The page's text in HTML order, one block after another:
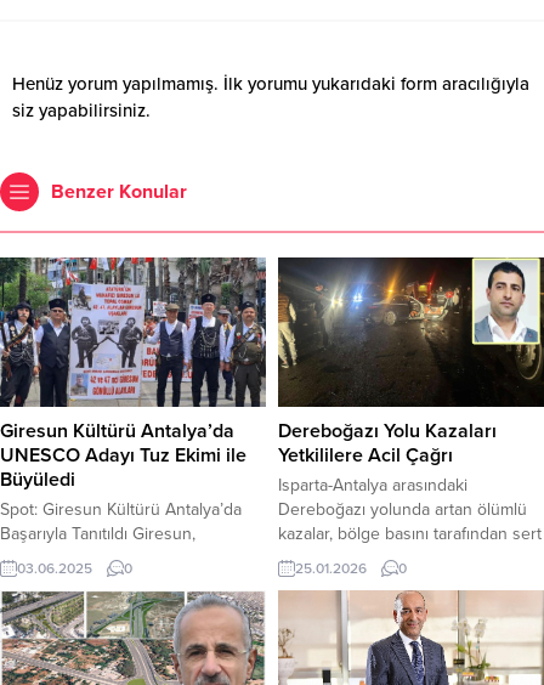
Henüz yorum yapılmamış. İlk yorumu yukarıdaki form aracılığıyla
siz yapabilirsiniz.
Benzer Konular
Giresun Kültürü Antalya’da
UNESCO Adayı Tuz Ekimi ile
Büyüledi
Spot: Giresun Kültürü Antalya’da
Başarıyla Tanıtıldı Giresun,
Antalya’da düzenlenen 4.
Uluslararası Yörük Türkmen
Festivali’nde geleneksel kültürünü,
özellikle UNESCO adayı Tuz
Ekimi’ni sergileyerek yoğun ilgi
gördü. Giresun Oğuz Çepnileri ve
03.06.2025 0
Dereboğazı Yolu Kazaları
Yetkililere Acil Çağrı
Isparta-Antalya arasındaki
Dereboğazı yolunda artan ölümlü
kazalar, bölge basını tarafından sert
dille eleştirilirken, yetkililere acil
çözüm çağrısı yapıldı. Isparta’yı
Antalya’ya bağlayan kritik güzergâh
olan Dereboğazı yolu, son
dönemde yaşanan trafik kazaları
nedeniyle kamuoyunda endişe
25.01.2026 0